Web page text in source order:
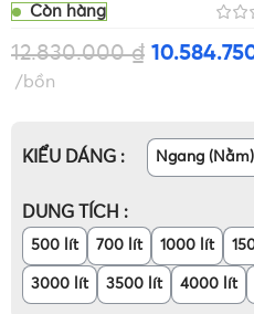
Còn hàng
12.830.000₫
bồn
KIỂU DÁNG Ngang (Nằm)
DUNG TÍCH
500 lít 700 lít 1000 lít
3000 lít 3500 lít 4000 lít